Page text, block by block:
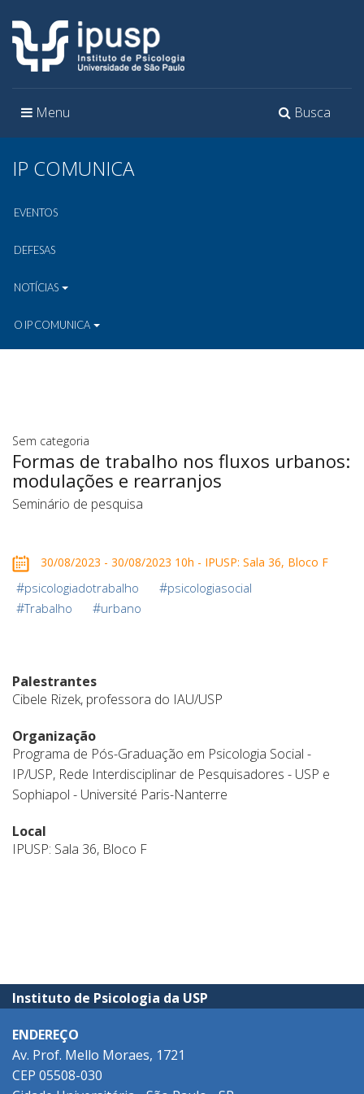
Toggle
Busca
Toggle
Menu
IP COMUNICA
EVENTOS
DEFESAS
NOTÍCIAS
O IP COMUNICA
Sem categoria
Formas de trabalho nos fluxos urbanos:
modulações e rearranjos
Seminário de pesquisa
30/08/2023 - 30/08/2023 10h - IPUSP: Sala 36, Bloco F
#psicologiadotrabalho #psicologiasocial
#Trabalho #urbano
Palestrantes
Cibele Rizek, professora do IAU/USP
Organização
Programa de Pós-Graduação em Psicologia Social -
IP/USP, Rede Interdisciplinar de Pesquisadores - USP e
Sophiapol - Université Paris-Nanterre
Local
IPUSP: Sala 36, Bloco F
Instituto de Psicologia da USP
ENDEREÇO
Av. Prof. Mello Moraes, 1721
CEP 05508-030